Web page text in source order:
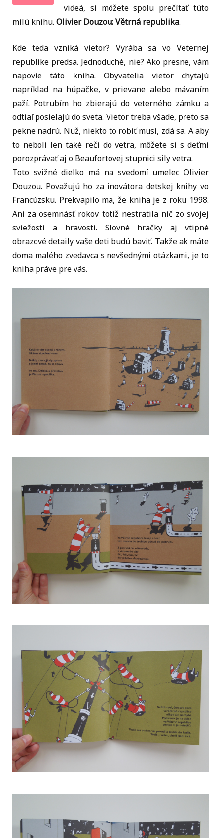
videá, si môžete spolu prečítať túto
milú knihu. Olivier Douzou: Větrná republika.
Kde teda vzniká vietor? Vyrába sa vo Veternej
republike predsa. Jednoduché, nie? Ako presne, vám
napovie táto kniha. Obyvatelia vietor chytajú
napríklad na húpačke, v prievane alebo mávaním
paží. Potrubím ho zbierajú do veterného zámku a
odtiaľ posielajú do sveta. Vietor treba všade, preto sa
pekne nadrú. Nuž, niekto to robiť musí, zdá sa. A aby
to neboli len také reči do vetra, môžete si s deťmi
porozprávať aj o Beaufortovej stupnici sily vetra.
Toto svižné dielko má na svedomí umelec Olivier
Douzou. Považujú ho za inovátora detskej knihy vo
Francúzsku. Prekvapilo ma, že kniha je z roku 1998.
Ani za osemnásť rokov totiž nestratila nič zo svojej
sviežosti a hravosti. Slovné hračky aj vtipné
obrazové detaily vaše deti budú baviť. Takže ak máte
doma malého zvedavca s nevšednými otázkami, je to
kniha práve pre vás.